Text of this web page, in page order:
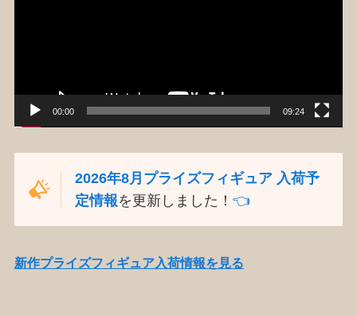
00:00 09:24
2026年8月プライズフィギュア 入荷予
定情報を更新しました！👈️
新作プライズフィギュア入荷情報を見る